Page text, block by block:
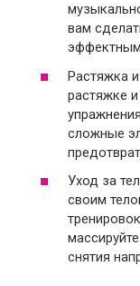
вам
Растяжка
растяжке
сложные
Уход за
своим
снятия